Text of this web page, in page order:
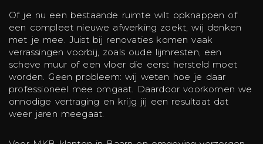
Of je nu een bestaande ruimte wilt opknappen of
een compleet nieuwe afwerking zoekt, wij denken
met je mee. Juist bij renovaties komen vaak
verrassingen voorbij, zoals oude lijmresten, een
scheve muur of een vloer die eerst hersteld moet
worden. Geen probleem: wij weten hoe je daar
professioneel mee omgaat. Daardoor voorkomen we
onnodige vertraging en krijg jij een resultaat dat
weer jaren meegaat.